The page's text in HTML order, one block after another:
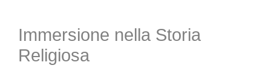
Immersione nella Storia
Religiosa